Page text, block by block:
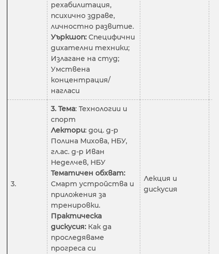
рехабилитация,
психично здраве,
личностно развитие.
Уъркшоп: Специфични
дихателни техники;
Излагане на студ;
Умствена
концентрация/
нагласи
3.
3. Тема: Технологии и
спорт
Лектори: доц. д-р
Полина Михова, НБУ,
гл.ас. д-р Иван
Неделчев, НБУ
Тематичен обхват:
Смарт устройства и
приложения за
тренировки.
Практическа
дискусия: Как да
проследяваме
прогреса си
Лекция и
дискусия